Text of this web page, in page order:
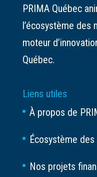
PRIMA Québec
l’écosystème des
moteur
Québec.
Liens utiles
À propos de
Écosystème
Nos projets